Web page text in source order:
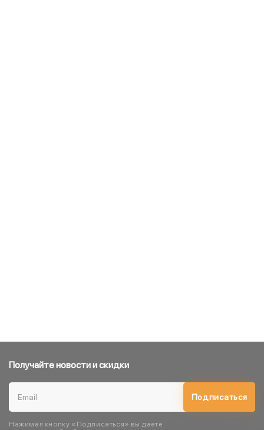
Получайте новости и скидки
Подписаться
Нажимая кнопку «Подписаться» вы даете